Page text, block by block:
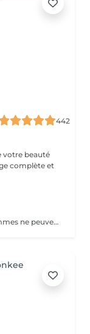
442
complète et
Veuillez noter que tous les services pour hommes ne peuvent PAS être réservés en ligne. Merci d'appeler ou de passer pour réserver ces derniers. Quiconque ne respecte pas cela et réserve un service pour femme à la place ou utilise le compte d'une femme pour bloquer du temps pour le service d'un homme sera bloqué de toutes les réservations futures.